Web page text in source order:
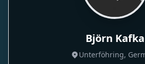
Björn Kafka
Unterföhring,